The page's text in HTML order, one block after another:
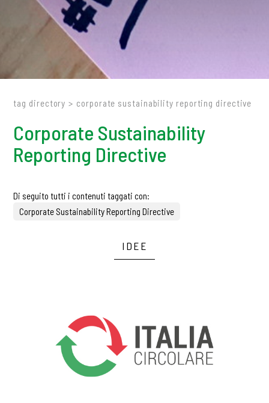
tag directory > corporate sustainability reporting directive
Corporate Sustainability
Reporting Directive
Di seguito tutti i contenuti taggati con:
Corporate Sustainability Reporting Directive
IDEE